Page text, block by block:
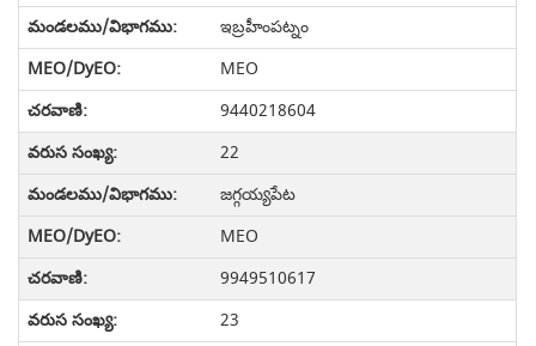
ఇబ్రహీంపట్నం
MEO
9440218604
22
జగ్గయ్యపేట
MEO
9949510617
23